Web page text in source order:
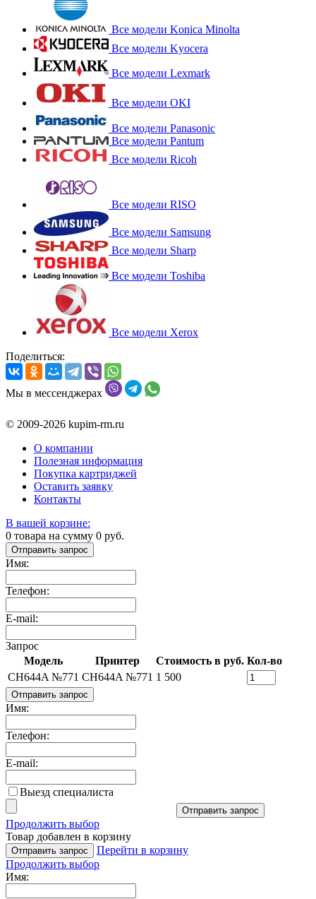
Все модели Konica Minolta
Все модели Kyocera
Все модели Lexmark
Все модели OKI
Все модели Panasonic
Все модели Pantum
Все модели Ricoh
Все модели RISO
Все модели Samsung
Все модели Sharp
Все модели Toshiba
Все модели Xerox
Поделиться:
Мы в мессенджерах
© 2009-2026 kupim-rm.ru
О компании
Полезная информация
Покупка картриджей
Оставить заявку
Контакты
В вашей корзине:
0 товара на сумму 0 руб.
Отправить запрос
Имя:
Телефон:
E-mail:
Запрос
Модель
Принтер Стоимость в руб. Кол-во
CH644A №771 CH644A №771 1 500
Отправить запрос
Имя:
Телефон:
E-mail:
Выезд специалиста
Отправить запрос
Продолжить выбор
Товар добавлен в корзину
Отправить запрос
Перейти в корзину
Продолжить выбор
Имя: